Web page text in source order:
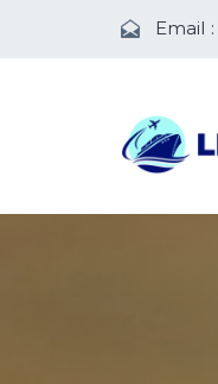
Email :